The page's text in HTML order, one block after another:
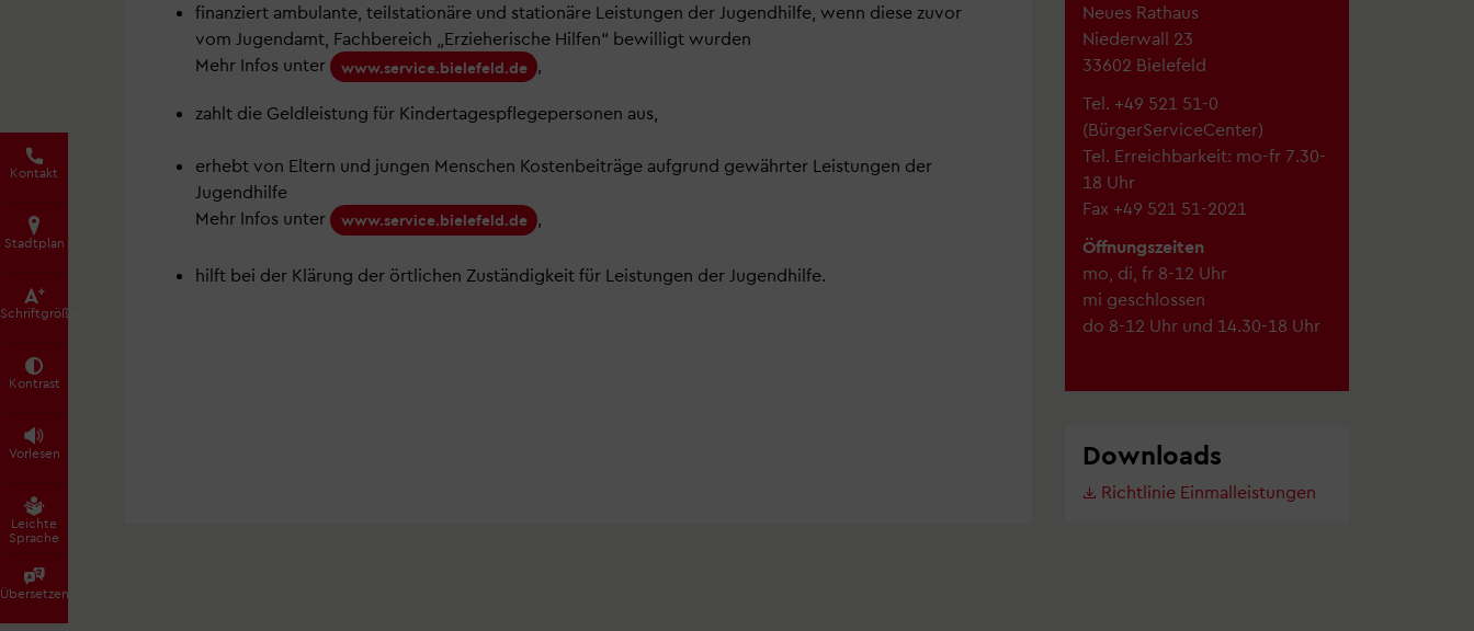
Kontakt
Stadtplan
Schrift­größe
Kontrast
Vorlesen
Leichte
Sprache
Übersetzen
finanziert ambulante, teilstationäre und stationäre Leistungen der Jugendhilfe, wenn diese zuvor
vom Jugendamt, Fachbereich „Erzieherische Hilfen“ bewilligt wurden
Mehr Infos unter
www.service.bielefeld.de
zahlt die Geldleistung für Kindertagespflegepersonen aus,
erhebt von Eltern und jungen Menschen Kostenbeiträge aufgrund gewährter Leistungen der
Jugendhilfe
Mehr Infos unter
www.service.bielefeld.de
hilft bei der Klärung der örtlichen Zuständigkeit für Leistungen der Jugendhilfe.
Neues Rathaus
Niederwall 23
33602 Bielefeld
Tel. +49 521 51-0
(BürgerServiceCenter)
Tel. Erreichbarkeit: mo-fr 7.30-
18 Uhr
Fax +49 521 51-2021
Öffnungszeiten
mo, di, fr 8-12 Uhr
mi geschlossen
do 8-12 Uhr und 14.30-18 Uhr
Downloads
Richtlinie Einmalleistungen